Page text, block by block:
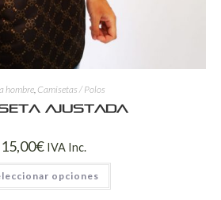
hombre, Camisetas / Polos
ajustada
15,00€ IVA Inc.
opciones